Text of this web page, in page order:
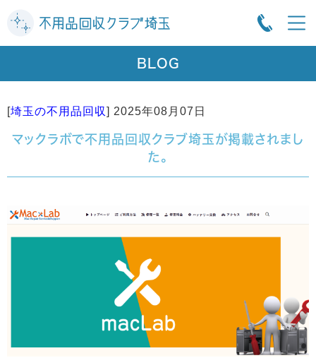
BLOG
[埼玉の不用品回収] 2025年08月07日
マックラボで不用品回収クラブ埼玉が掲載されまし
た。